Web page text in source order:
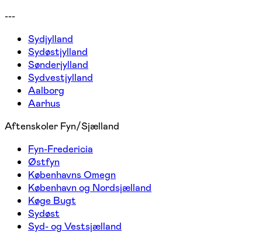
---
Sydjylland
Sydøstjylland
Sønderjylland
Sydvestjylland
Aalborg
Aarhus
Aftenskoler Fyn/Sjælland
Fyn-Fredericia
Østfyn
Københavns Omegn
København og Nordsjælland
Køge Bugt
Sydøst
Syd- og Vestsjælland